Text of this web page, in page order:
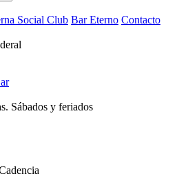
Social Club Bar Eterno Contacto
Sábados y feriados